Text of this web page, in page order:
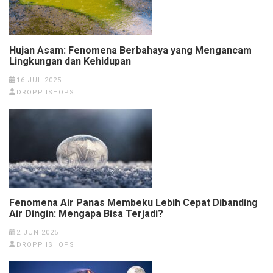
Hujan Asam: Fenomena Berbahaya yang Mengancam
Lingkungan dan Kehidupan
16 JUL 2025
DROPPIISHOPS
Fenomena Air Panas Membeku Lebih Cepat Dibanding
Air Dingin: Mengapa Bisa Terjadi?
2 JUN 2025
DROPPIISHOPS